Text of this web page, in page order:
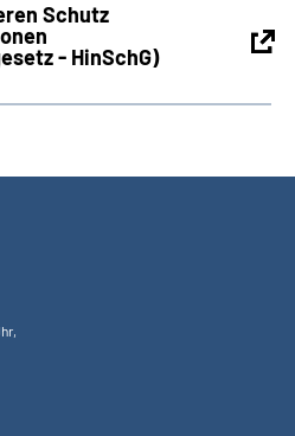
Schutz
- HinSchG)